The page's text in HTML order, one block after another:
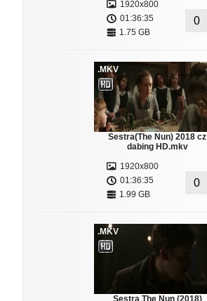
1920x800
01:36:35
1.75 GB
0
.MKV
Sestra(The Nun) 2018 cz
dabing HD.mkv
1920x800
01:36:35
1.99 GB
0
.MKV
Sestra The Nun (2018)